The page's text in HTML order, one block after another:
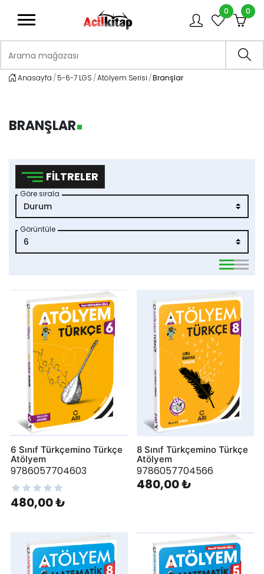
0 0
Anasayfa 5-6-7 LGS Atölyem Serisi Branşlar
BRANŞLAR
FILTRELER
Göre sırala
Görüntüle
6 Sınıf Türkçemino Türkçe
Atölyem
9786057704603
480,00 ₺
8 Sınıf Türkçemino Türkçe
Atölyem
9786057704566
480,00 ₺